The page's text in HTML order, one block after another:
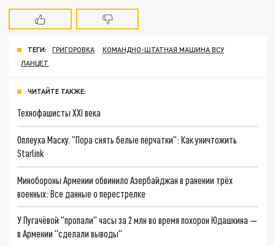
ТЕГИ: ГРИГОРОВКА
КОМАНДНО-ШТАТНАЯ МАШИНА ВСУ
ЛАНЦЕТ
ЧИТАЙТЕ ТАКЖЕ:
Технофашисты XXI века
Оплеуха Маску. "Пора снять белые перчатки": Как уничтожить
Starlink
Минобороны Армении обвинило Азербайджан в ранении трёх
военных: Все данные о перестрелке
У Пугачёвой "пропали" часы за 2 млн во время похорон Юдашкина —
в Армении "сделали выводы"